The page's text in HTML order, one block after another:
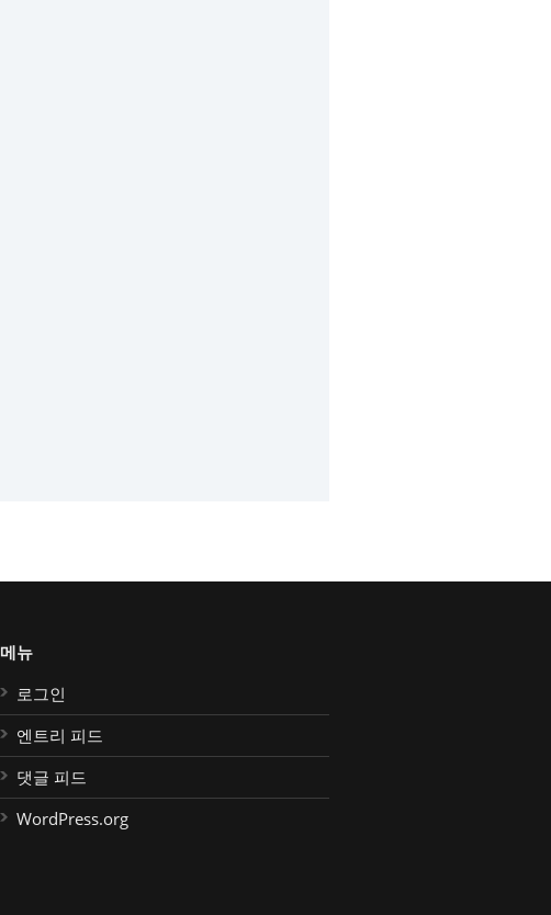
메뉴
로그인
엔트리 피드
댓글 피드
WordPress.org